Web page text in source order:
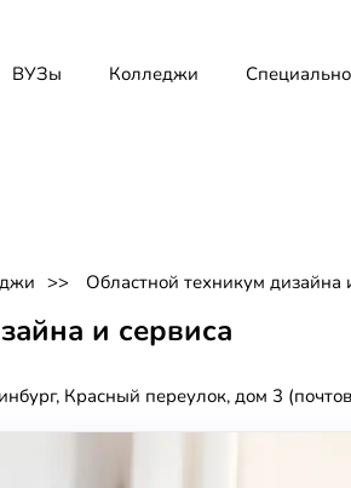
ВУЗы Колледжи
Областной техникум дизайна
и сервиса
Красный переулок, дом 3